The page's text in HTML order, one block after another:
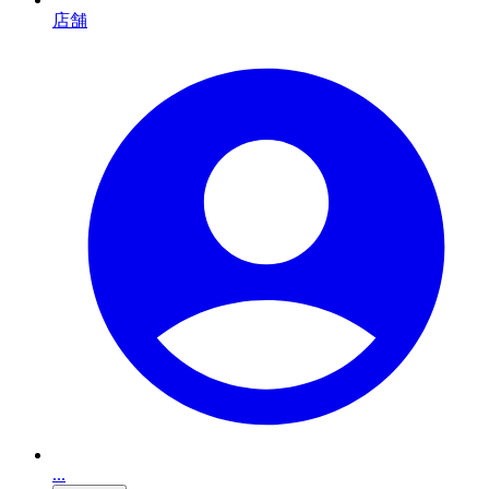
店舗
...